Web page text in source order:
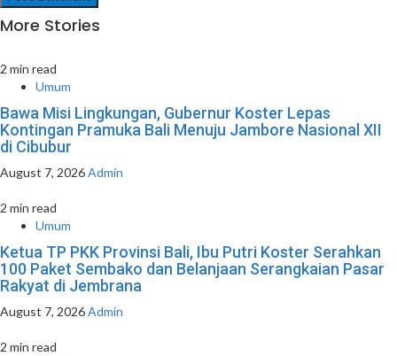
More Stories
2 min read
Umum
Bawa Misi Lingkungan, Gubernur Koster Lepas
Kontingan Pramuka Bali Menuju Jambore Nasional XII
di Cibubur
August 7, 2026Admin
2 min read
Umum
Ketua TP PKK Provinsi Bali, Ibu Putri Koster Serahkan
100 Paket Sembako dan Belanjaan Serangkaian Pasar
Rakyat di Jembrana
August 7, 2026Admin
2 min read